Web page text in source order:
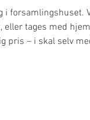
forsamlingshuset.
eller tages med
pris – i skal selv